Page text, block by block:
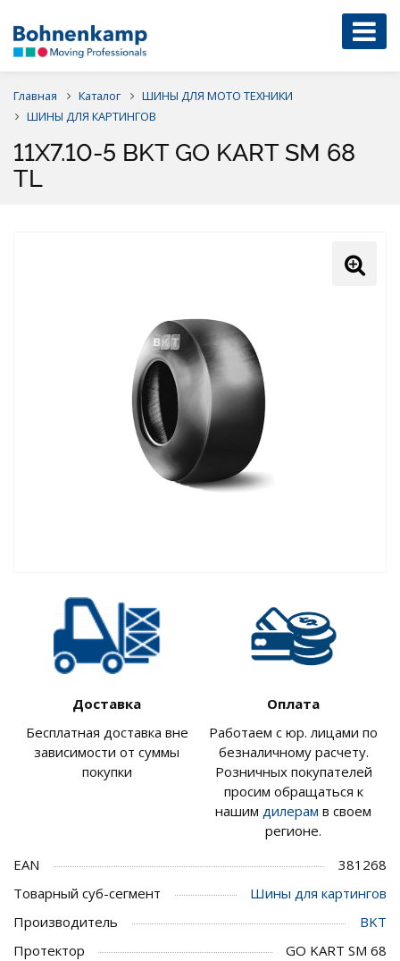
Главная Каталог
ШИНЫ ДЛЯ МОТО ТЕХНИКИ
ШИНЫ ДЛЯ КАРТИНГОВ
11X7.10-5 BKT GO KART SM 68
TL
Доставка
Бесплатная доставка вне
зависимости от суммы
покупки
Оплата
Работаем с юр. лицами по
безналичному расчету.
Розничных покупателей
просим обращаться к
нашим дилерам в своем
регионе.
EAN
381268
Товарный суб-сегмент
Шины для картингов
Производитель
BKT
Протектор
GO KART SM 68